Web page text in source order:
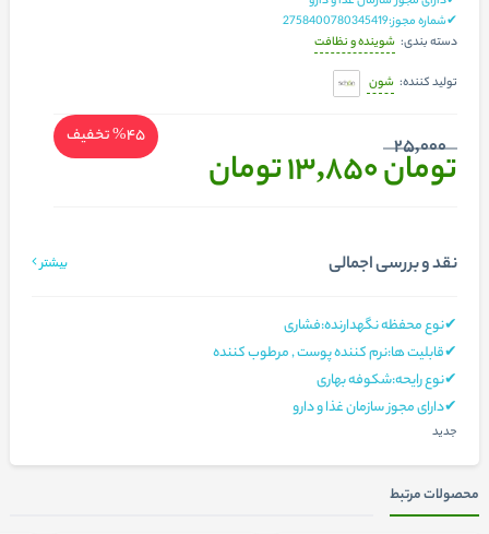
✔شماره مجوز:2758400780345419
دسته بندی: شوینده و نظافت
تولید کننده: شون
25,000
تومان 13,850 تومان
%45تخفیف
نقد و بررسی اجمالی بیشتر
✔نوع محفظه نگهدارنده:فشاری
✔قابلیت ها:نرم کننده پوست , مرطوب کننده
✔نوع رایحه:شکوفه بهاری
✔دارای مجوز سازمان غذا و دارو
جدید
محصولات مرتبط